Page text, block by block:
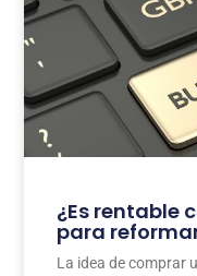
¿Es rentable
para
La idea de comprar